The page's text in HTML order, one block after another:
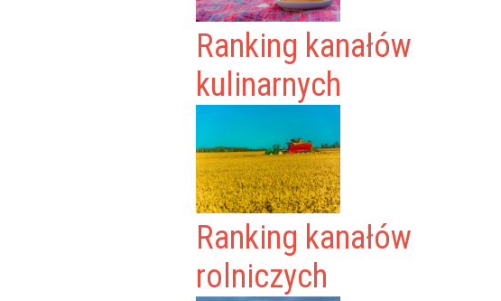
Ranking kanałów
kulinarnych
Ranking kanałów
rolniczych